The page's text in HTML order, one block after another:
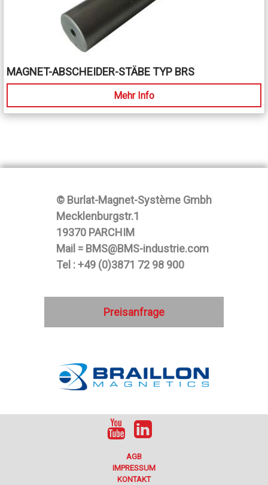
MAGNET-ABSCHEIDER-STÄBE TYP BRS
Mehr Info
© Burlat-Magnet-Système Gmbh
Mecklenburgstr.1
19370 PARCHIM
Mail = BMS@BMS-industrie.com
Tel : +49 (0)3871 72 98 900
Preisanfrage
AGB
IMPRESSUM
KONTAKT